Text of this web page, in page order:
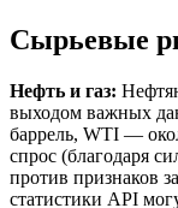
Сырьевые
Нефть и газ:
выходом важных
баррель, WTI —
спрос (благодаря
против признаков
статистики API